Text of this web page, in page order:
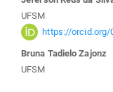
artigo
UFSM
https://orcid.org/
Bruna Tadielo Zajonz
UFSM